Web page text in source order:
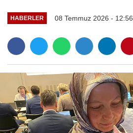
HABERLER 08 Temmuz 2026 - 12:56